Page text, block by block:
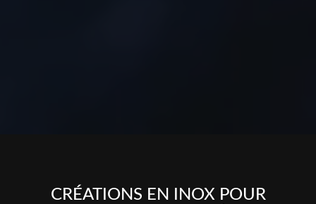
CRÉATIONS EN INOX POUR